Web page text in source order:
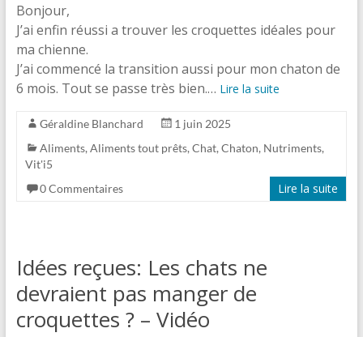
Bonjour,
J’ai enfin réussi a trouver les croquettes idéales pour
ma chienne.
J’ai commencé la transition aussi pour mon chaton de
6 mois. Tout se passe très bien.… Lire la suite
Géraldine Blanchard
1 juin 2025
Aliments, Aliments tout prêts, Chat, Chaton, Nutriments,
Vit'i5
0 Commentaires
Lire la suite
Idées reçues: Les chats ne
devraient pas manger de
croquettes ? – Vidéo